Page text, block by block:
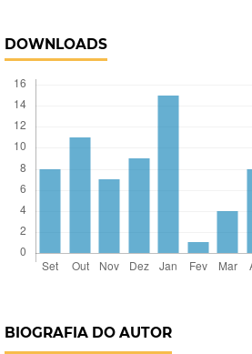
DOWNLOADS
BIOGRAFIA DO AUTOR